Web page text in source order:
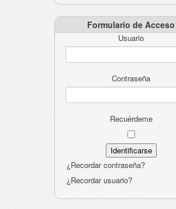
Formulario de Acceso
Usuario
Contraseña
Recuérdeme
¿Recordar contraseña?
¿Recordar usuario?